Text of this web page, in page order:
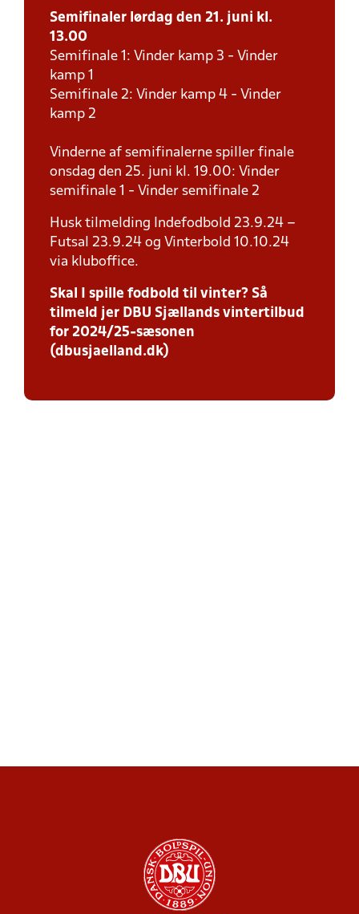
Semifinaler lørdag den 21. juni kl.
13.00
Semifinale 1: Vinder kamp 3 - Vinder
kamp 1
Semifinale 2: Vinder kamp 4 - Vinder
kamp 2
Vinderne af semifinalerne spiller finale
onsdag den 25. juni kl. 19.00: Vinder
semifinale 1 - Vinder semifinale 2
Husk tilmelding Indefodbold 23.9.24 –
Futsal 23.9.24 og Vinterbold 10.10.24
via kluboffice.
Skal I spille fodbold til vinter? Så
tilmeld jer DBU Sjællands vintertilbud
for 2024/25-sæsonen
(dbusjaelland.dk)